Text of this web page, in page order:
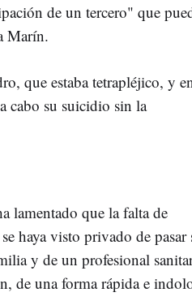
de un tercero" que
Marín.
que estaba tetrapléjico, y
cabo su suicidio sin la
lamentado que la falta de
haya visto privado de pasar
y de un profesional
de una forma rápida e